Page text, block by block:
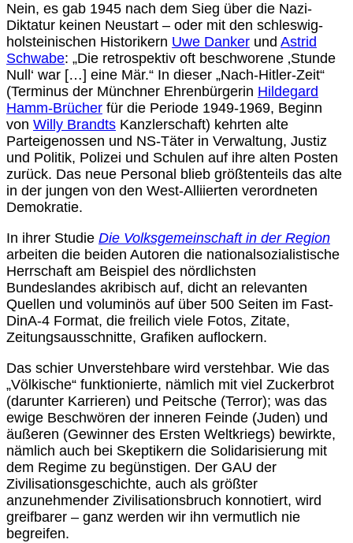
Nein, es gab 1945 nach dem Sieg über die Nazi-
Diktatur keinen Neustart – oder mit den schleswig-
holsteinischen Historikern Uwe Danker und Astrid
Schwabe: „Die retrospektiv oft beschworene ‚Stunde
Null‘ war […] eine Mär.“ In dieser „Nach-Hitler-Zeit“
(Terminus der Münchner Ehrenbürgerin Hildegard
Hamm-Brücher für die Periode 1949-1969, Beginn
von Willy Brandts Kanzlerschaft) kehrten alte
Parteigenossen und NS-Täter in Verwaltung, Justiz
und Politik, Polizei und Schulen auf ihre alten Posten
zurück. Das neue Personal blieb größtenteils das alte
in der jungen von den West-Alliierten verordneten
Demokratie.
In ihrer Studie Die Volksgemeinschaft in der Region
arbeiten die beiden Autoren die nationalsozialistische
Herrschaft am Beispiel des nördlichsten
Bundeslandes akribisch auf, dicht an relevanten
Quellen und voluminös auf über 500 Seiten im Fast-
DinA-4 Format, die freilich viele Fotos, Zitate,
Zeitungsausschnitte, Grafiken auflockern.
Das schier Unverstehbare wird verstehbar. Wie das
„Völkische“ funktionierte, nämlich mit viel Zuckerbrot
(darunter Karrieren) und Peitsche (Terror); was das
ewige Beschwören der inneren Feinde (Juden) und
äußeren (Gewinner des Ersten Weltkriegs) bewirkte,
nämlich auch bei Skeptikern die Solidarisierung mit
dem Regime zu begünstigen. Der GAU der
Zivilisationsgeschichte, auch als größter
anzunehmender Zivilisationsbruch konnotiert, wird
greifbarer – ganz werden wir ihn vermutlich nie
begreifen.